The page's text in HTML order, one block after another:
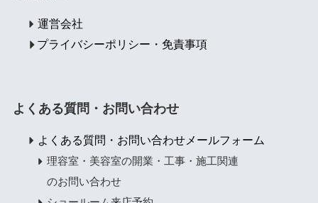
運営会社
プライバシーポリシー・免責事項
よくある質問・お問い合わせ
よくある質問・お問い合わせメールフォーム
理容室・美容室の開業・工事・施工関連
のお問い合わせ